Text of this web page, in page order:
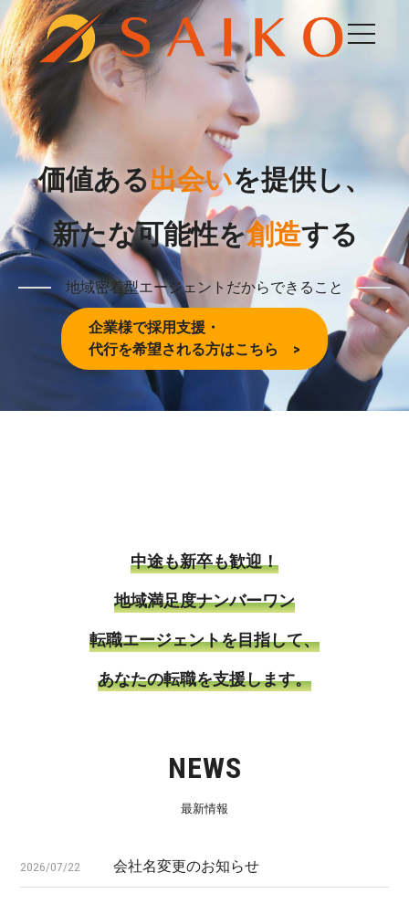
価値ある出会いを提供し、
新たな可能性を創造する
地域密着型エージェントだからできること
企業様で採用支援・
代行を希望される方はこちら >
中途も新卒も歓迎！
地域満足度ナンバーワン
転職エージェントを目指して、
あなたの転職を支援します。
NEWS
最新情報
2026/07/22 会社名変更のお知らせ